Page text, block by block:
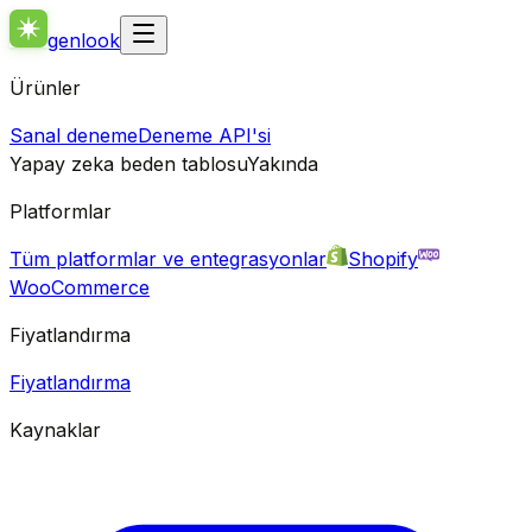
genlook
Ürünler
Sanal denemeDeneme API'si
Yapay zeka beden tablosuYakında
Platformlar
Tüm platformlar ve entegrasyonlar
Shopify
WooCommerce
Fiyatlandırma
Fiyatlandırma
Kaynaklar